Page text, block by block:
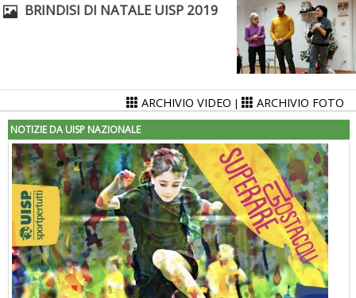
BRINDISI DI NATALE UISP 2019
ARCHIVIO VIDEO | ARCHIVIO FOTO
NOTIZIE DA UISP NAZIONALE